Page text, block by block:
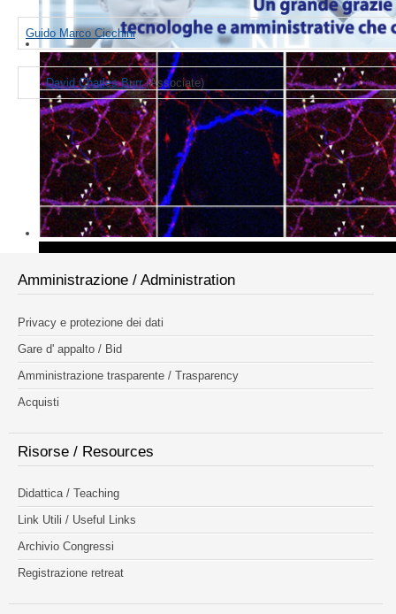
Guido Marco Cicchini
David Charles Burr(Associate)
Amministrazione / Administration
Privacy e protezione dei dati
Gare d' appalto / Bid
Amministrazione trasparente / Trasparency
Acquisti
Risorse / Resources
Didattica / Teaching
Link Utili / Useful Links
Archivio Congressi
Registrazione retreat